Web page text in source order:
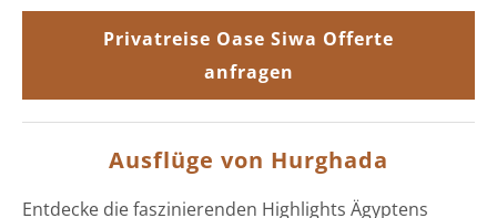
Privatreise Oase Siwa Offerte
anfragen
Ausflüge von Hurghada
Entdecke die faszinierenden Highlights Ägyptens